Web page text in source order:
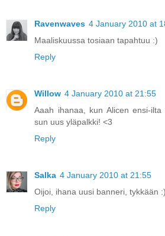
Ravenwaves 4 January 2010 at
Maaliskuussa tosiaan tapahtuu :)
Reply
Willow 4 January 2010 at 21:55
Aaah ihanaa, kun Alicen ensi-
sun uus yläpalkki! <3
Reply
Salka 4 January 2010 at 21:55
Oijoi, ihana uusi banneri, tykkään
Reply